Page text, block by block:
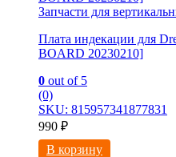
Запчасти для
Плата индекации для
BOARD 20230210]
0 out of 5
(0)
SKU: 815957341877831
990 ₽
В корзину